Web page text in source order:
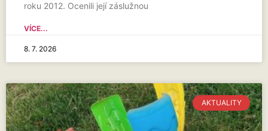
roku 2012. Ocenili její záslužnou
VÍCE...
8. 7. 2026
AKTUALITY